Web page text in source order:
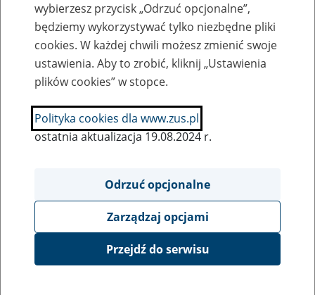
Nazwa zakładu pracy:
SZUKAJ
Ukryj wszystkie pozycje bazy
Centrala Nasienna w Brodnicy
wybierzesz przycisk „Odrzuć opcjonalne”,
będziemy wykorzystywać tylko niezbędne pliki
cookies. W każdej chwili możesz zmienić swoje
ustawienia. Aby to zrobić, kliknij „Ustawienia
plików cookies” w stopce.
Polityka cookies dla www.zus.pl
ostatnia aktualizacja 19.08.2024 r.
Odrzuć opcjonalne
Zarządzaj opcjami
Przejdź do serwisu